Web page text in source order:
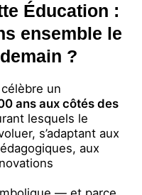
Éducation :
ensemble le
?
un
ans aux côtés des
lesquels le
s’adaptant aux
aux